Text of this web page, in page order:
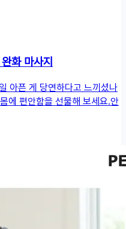
화 마사지
아픈 게 당연하다고 느끼셨나
에 편안함을 선물해 보세요.안